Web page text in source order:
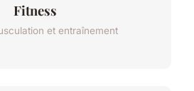
Fitness
et entraînement